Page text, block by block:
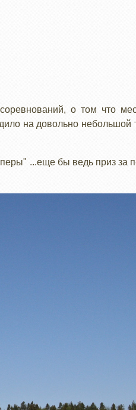
о том что
на довольно небольшой
...еще бы ведь приз за